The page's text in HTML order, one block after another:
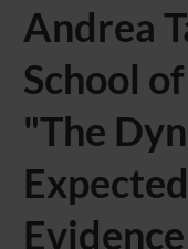
Andrea
School
"The